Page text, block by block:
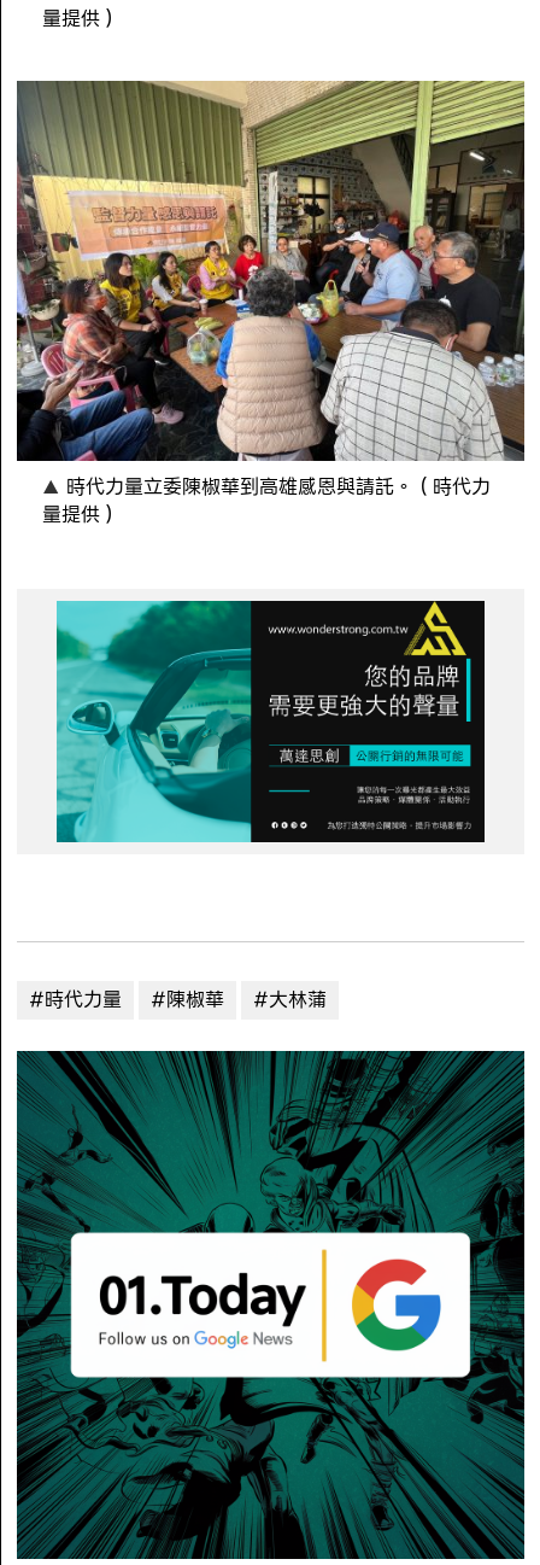
量提供）
時代力量立委陳椒華到高雄感恩與請託。（時代力
量提供）
#時代力量 #陳椒華 #大林蒲